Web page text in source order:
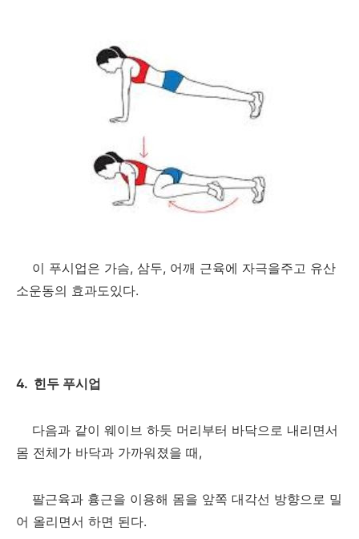
이 푸시업은 가슴, 삼두, 어깨 근육에 자극을주고 유산
소운동의 효과도있다.
4. 힌두 푸시업
다음과 같이 웨이브 하듯 머리부터 바닥으로 내리면서
몸 전체가 바닥과 가까워졌을 때,
팔근육과 흉근을 이용해 몸을 앞쪽 대각선 방향으로 밀
어 올리면서 하면 된다.